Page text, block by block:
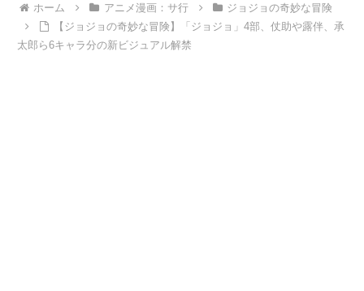
ホーム アニメ漫画：サ行
ジョジョの奇妙な冒険
【ジョジョの奇妙な冒険】「ジョジョ」4部、仗助や露伴、承
太郎ら6キャラ分の新ビジュアル解禁